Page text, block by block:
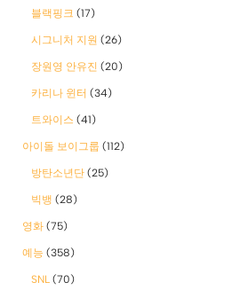
블랙핑크 (17)
시그니처 지원 (26)
장원영 안유진 (20)
카리나 윈터 (34)
트와이스 (41)
아이돌 보이그룹 (112)
방탄소년단 (25)
빅뱅 (28)
영화 (75)
예능 (358)
SNL (70)